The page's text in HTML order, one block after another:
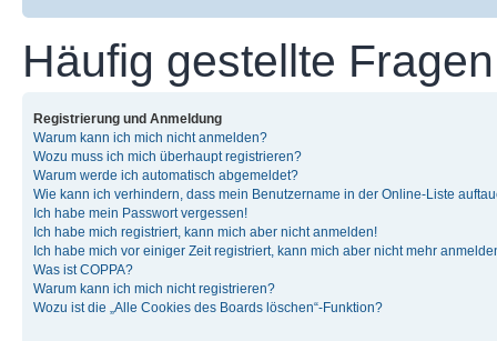
Häufig gestellte Fragen
Registrierung und Anmeldung
Warum kann ich mich nicht anmelden?
Wozu muss ich mich überhaupt registrieren?
Warum werde ich automatisch abgemeldet?
Wie kann ich verhindern, dass mein Benutzername in der Online-Liste
Ich habe mein Passwort vergessen!
Ich habe mich registriert, kann mich aber nicht anmelden!
Ich habe mich vor einiger Zeit registriert, kann mich aber nicht mehr
Was ist COPPA?
Warum kann ich mich nicht registrieren?
Wozu ist die „Alle Cookies des Boards löschen“-Funktion?